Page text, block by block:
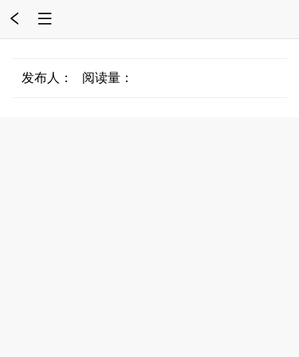
发布人： 阅读量：